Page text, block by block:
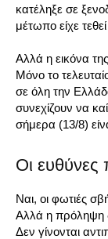
κατέληξε σε
μέτωπο είχε
Αλλά η εικόνα
Μόνο το
σε όλη την
συνεχίζουν να
σήμερα (13/8)
Οι ευθύνες
Ναι, οι φωτιές
Αλλά η πρόληψη
Δεν γίνονται